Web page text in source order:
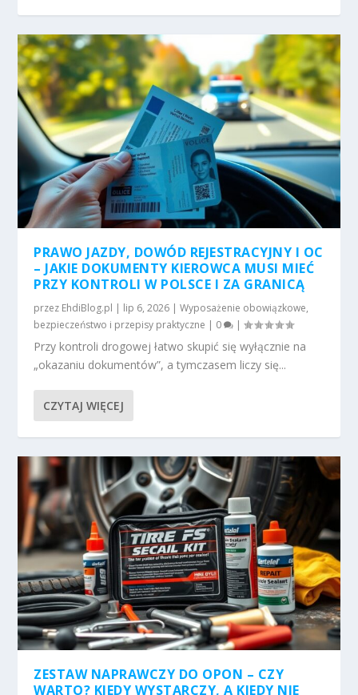
PRAWO JAZDY, DOWÓD REJESTRACYJNY I OC
– JAKIE DOKUMENTY KIEROWCA MUSI MIEĆ
PRZY KONTROLI W POLSCE I ZA GRANICĄ
przez EhdiBlog.pl | lip 6, 2026 |Wyposażenie obowiązkowe,
bezpieczeństwo i przepisy praktyczne | 0 |
Przy kontroli drogowej łatwo skupić się wyłącznie na
„okazaniu dokumentów”, a tymczasem liczy się...
CZYTAJ WIĘCEJ
ZESTAW NAPRAWCZY DO OPON – CZY
WARTO? KIEDY WYSTARCZY, A KIEDY NIE